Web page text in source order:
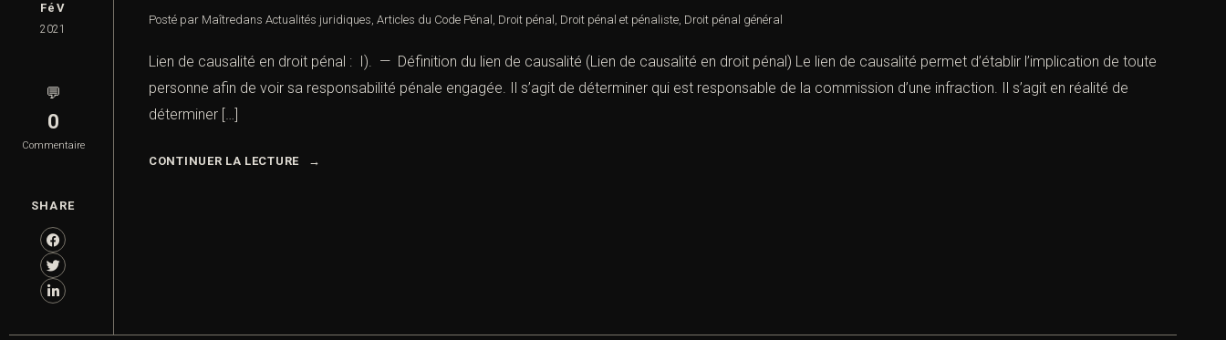
FéV
2021
💬
0
Commentaire
SHARE
Posté par Maîtredans Actualités juridiques, Articles du Code Pénal , Droit pénal , Droit pénal et pénaliste, Droit pénal général
Lien de causalité en droit pénal : I). — Définition du lien de causalité (Lien de causalité en droit pénal) Le lien de causalité permet d’établir l’implication de toute
personne afin de voir sa responsabilité pénale engagée. Il s’agit de déterminer qui est responsable de la commission d’une infraction. Il s’agit en réalité de
déterminer […]
CONTINUER LA LECTURE